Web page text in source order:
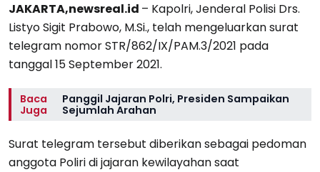
JAKARTA,newsreal.id – Kapolri, Jenderal Polisi Drs.
Listyo Sigit Prabowo, M.Si., telah mengeluarkan surat
telegram nomor STR/862/IX/PAM.3/2021 pada
tanggal 15 September 2021.
Baca
Juga
Panggil Jajaran Polri, Presiden Sampaikan
Sejumlah Arahan
Surat telegram tersebut diberikan sebagai pedoman
anggota Poliri di jajaran kewilayahan saat